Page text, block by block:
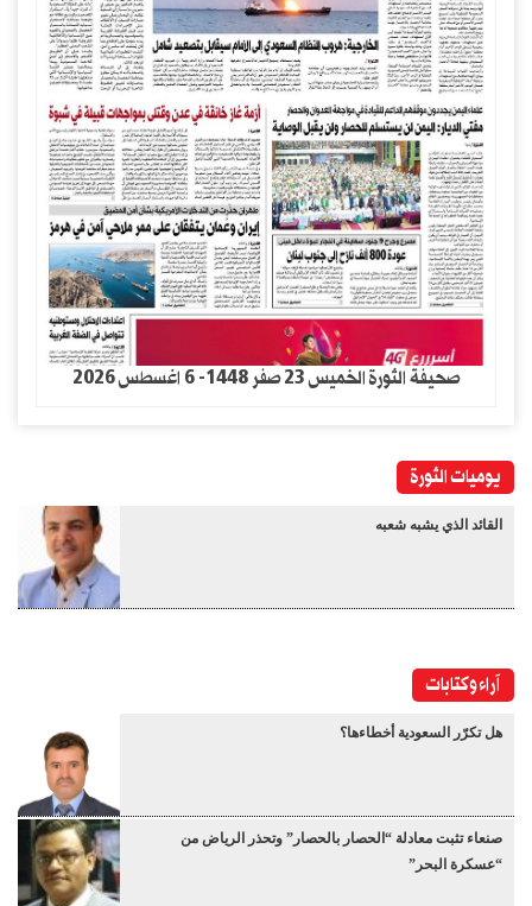
صحيفة الثورة الخميس 23 صفر 1448- 6 اغسطس 2026
يوميات الثورة
القائد الذي يشبه شعبه
آراء وكتابات
هل تكرّر السعودية أخطاءها؟
صنعاء تثبت معادلة “الحصار بالحصار” وتحذر الرياض من
“عسكرة البحر”